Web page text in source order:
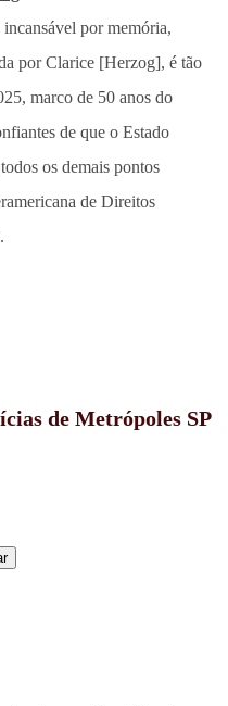
por memória,
por Clarice [Herzog], é tão
marco de 50 anos do
de que o Estado
os demais pontos
de Direitos
de Metrópoles SP